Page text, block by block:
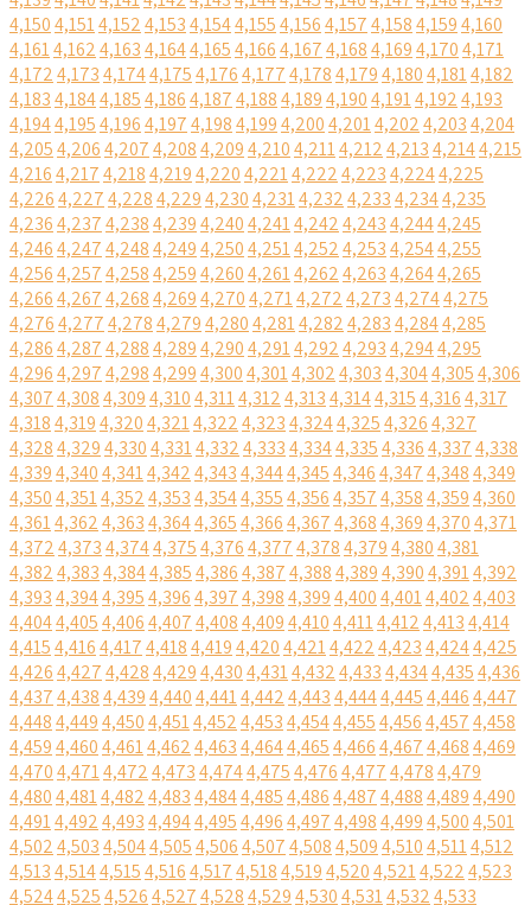
4,1504,1514,1524,1534,1544,1554,1564,1574,1584,1594,160
4,1614,1624,1634,1644,1654,1664,1674,1684,1694,1704,171
4,1724,1734,1744,1754,1764,1774,1784,1794,1804,1814,182
4,1834,1844,1854,1864,1874,1884,1894,1904,1914,1924,193
4,1944,1954,1964,1974,1984,1994,2004,2014,2024,2034,204
4,2054,2064,2074,2084,2094,2104,2114,2124,2134,2144,215
4,2164,2174,2184,2194,2204,2214,2224,2234,2244,225
4,2264,2274,2284,2294,2304,2314,2324,2334,2344,235
4,2364,2374,2384,2394,2404,2414,2424,2434,2444,245
4,2464,2474,2484,2494,2504,2514,2524,2534,2544,255
4,2564,2574,2584,2594,2604,2614,2624,2634,2644,265
4,2664,2674,2684,2694,2704,2714,2724,2734,2744,275
4,2764,2774,2784,2794,2804,2814,2824,2834,2844,285
4,2864,2874,2884,2894,2904,2914,2924,2934,2944,295
4,2964,2974,2984,2994,3004,3014,3024,3034,3044,3054,306
4,3074,3084,3094,3104,3114,3124,3134,3144,3154,3164,317
4,3184,3194,3204,3214,3224,3234,3244,3254,3264,327
4,3284,3294,3304,3314,3324,3334,3344,3354,3364,3374,338
4,3394,3404,3414,3424,3434,3444,3454,3464,3474,3484,349
4,3504,3514,3524,3534,3544,3554,3564,3574,3584,3594,360
4,3614,3624,3634,3644,3654,3664,3674,3684,3694,3704,371
4,3724,3734,3744,3754,3764,3774,3784,3794,3804,381
4,3824,3834,3844,3854,3864,3874,3884,3894,3904,3914,392
4,3934,3944,3954,3964,3974,3984,3994,4004,4014,4024,403
4,4044,4054,4064,4074,4084,4094,4104,4114,4124,4134,414
4,4154,4164,4174,4184,4194,4204,4214,4224,4234,4244,425
4,4264,4274,4284,4294,4304,4314,4324,4334,4344,4354,436
4,4374,4384,4394,4404,4414,4424,4434,4444,4454,4464,447
4,4484,4494,4504,4514,4524,4534,4544,4554,4564,4574,458
4,4594,4604,4614,4624,4634,4644,4654,4664,4674,4684,469
4,4704,4714,4724,4734,4744,4754,4764,4774,4784,479
4,4804,4814,4824,4834,4844,4854,4864,4874,4884,4894,490
4,4914,4924,4934,4944,4954,4964,4974,4984,4994,5004,501
4,5024,5034,5044,5054,5064,5074,5084,5094,5104,5114,512
4,5134,5144,5154,5164,5174,5184,5194,5204,5214,5224,523
4,5244,5254,5264,5274,5284,5294,5304,5314,5324,533